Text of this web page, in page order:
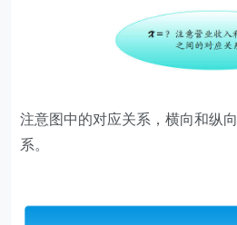
注意图中的对应关系，横向和纵
系。